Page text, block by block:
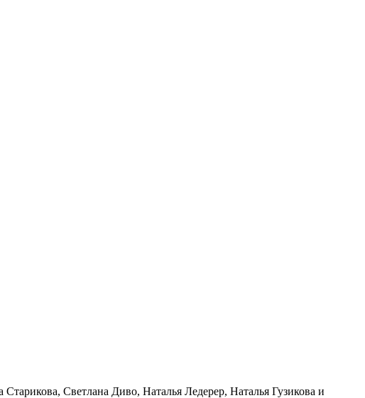
Светлана Диво, Наталья Ледерер, Наталья Гузикова и